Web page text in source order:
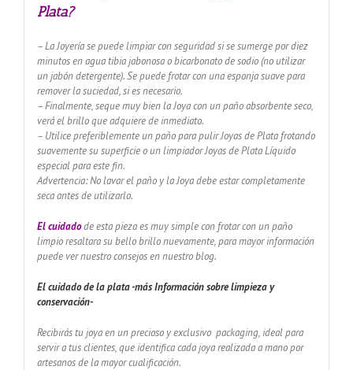
Plata?
– La Joyería se puede limpiar con seguridad si se sumerge por diez
minutos en agua tibia jabonosa o bicarbonato de sodio (no utilizar
un jabón detergente). Se puede frotar con una esponja suave para
remover la suciedad, si es necesario.
– Finalmente, seque muy bien la Joya con un paño absorbente seco,
verá el brillo que adquiere de inmediato.
– Utilice preferiblemente un paño para pulir Joyas de Plata frotando
suavemente su superficie o un limpiador Joyas de Plata Líquido
especial para este fin.
Advertencia: No lavar el paño y la Joya debe estar completamente
seca antes de utilizarlo.
El cuidadode esta pieza es muy simple con frotar con un paño
limpio resaltara su bello brillo nuevamente, para mayor información
puede ver nuestro consejos en nuestro blog.
El cuidado dela plata -más Información sobre limpieza y
conservación-
Recibirás tu joya en un precioso y exclusivo packaging, ideal para
servir a tus clientes, que identifica cada joya realizada a mano por
artesanos de la mayor cualificación.